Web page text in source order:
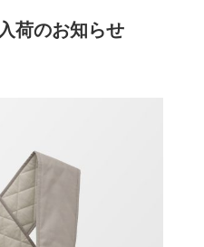
荷のお知らせ